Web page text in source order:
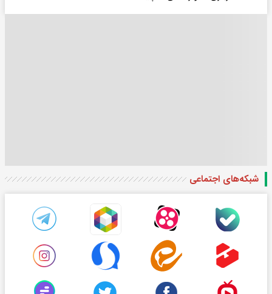
شبکه‌های اجتماعی